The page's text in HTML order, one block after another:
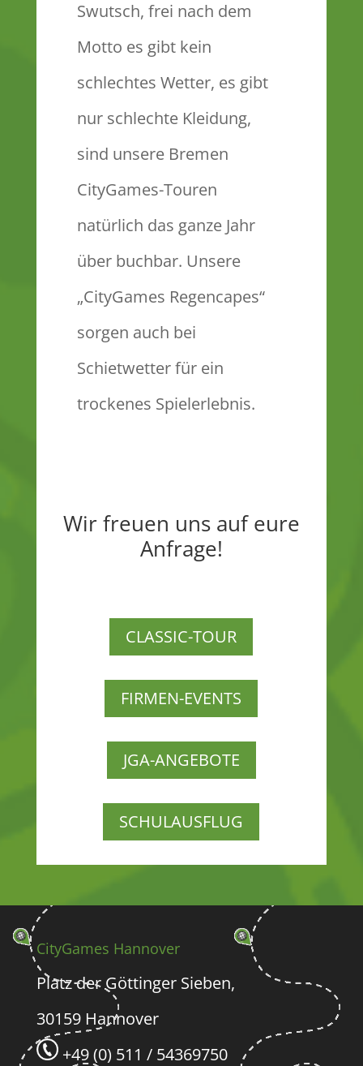
Swutsch, frei nach dem
Motto es gibt kein
schlechtes Wetter, es gibt
nur schlechte Kleidung,
sind unsere Bremen
CityGames-Touren
natürlich das ganze Jahr
über buchbar. Unsere
„CityGames Regencapes“
sorgen auch bei
Schietwetter für ein
trockenes Spielerlebnis.
Wir freuen uns auf eure
Anfrage!
CLASSIC-TOUR
FIRMEN-EVENTS
JGA-ANGEBOTE
SCHULAUSFLUG
CityGames Hannover
Platz der Göttinger Sieben,
30159 Hannover
+49 (0) 511 / 54369750